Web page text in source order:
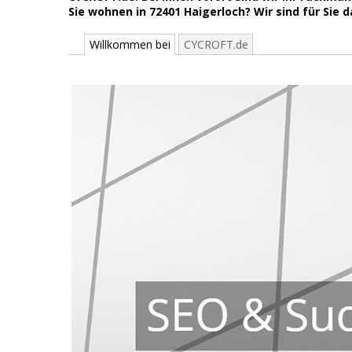
Sie wohnen in 72401 Haigerloch? Wir sind für Sie
Willkommen bei CYCROFT.de